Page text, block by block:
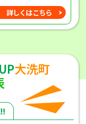
詳しくはこちら
大洗町